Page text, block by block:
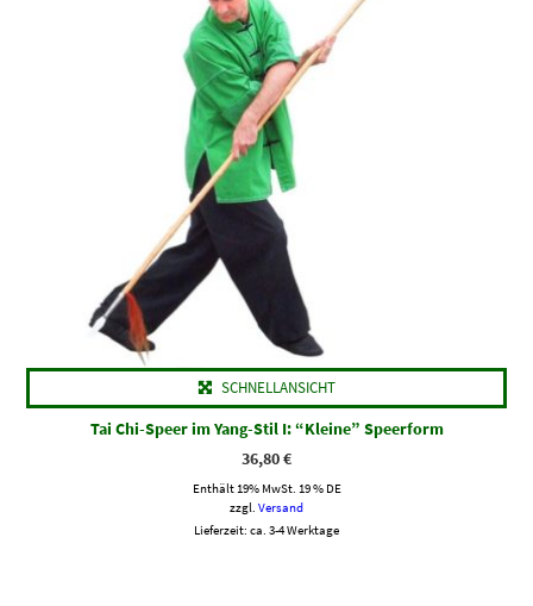
SCHNELLANSICHT
Tai Chi-Speer im Yang-Stil I: “Kleine” Speerform
36,80€
Enthält 19% MwSt. 19 % DE
zzgl. Versand
Lieferzeit: ca. 3-4 Werktage